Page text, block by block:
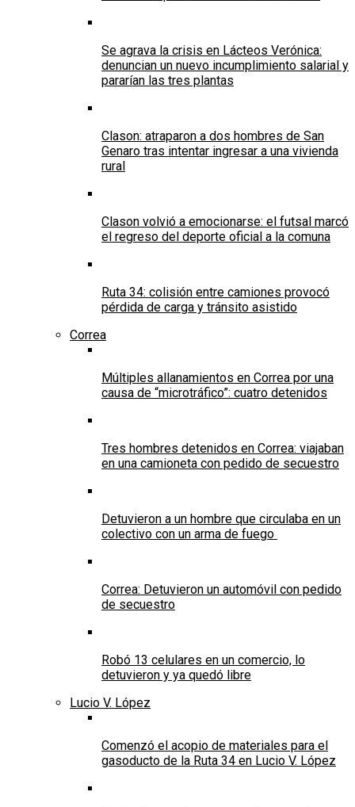
Se agrava la crisis en Lácteos Verónica:
denuncian un nuevo incumplimiento salarial y
pararían las tres plantas
Clason: atraparon a dos hombres de San
Genaro tras intentar ingresar a una vivienda
rural
Clason volvió a emocionarse: el futsal marcó
el regreso del deporte oficial a la comuna
Ruta 34: colisión entre camiones provocó
pérdida de carga y tránsito asistido
Correa
Múltiples allanamientos en Correa por una
causa de “microtráfico”: cuatro detenidos
Tres hombres detenidos en Correa: viajaban
en una camioneta con pedido de secuestro
Detuvieron a un hombre que circulaba en un
colectivo con un arma de fuego
Correa: Detuvieron un automóvil con pedido
de secuestro
Robó 13 celulares en un comercio, lo
detuvieron y ya quedó libre
Lucio V. López
Comenzó el acopio de materiales para el
gasoducto de la Ruta 34 en Lucio V. López